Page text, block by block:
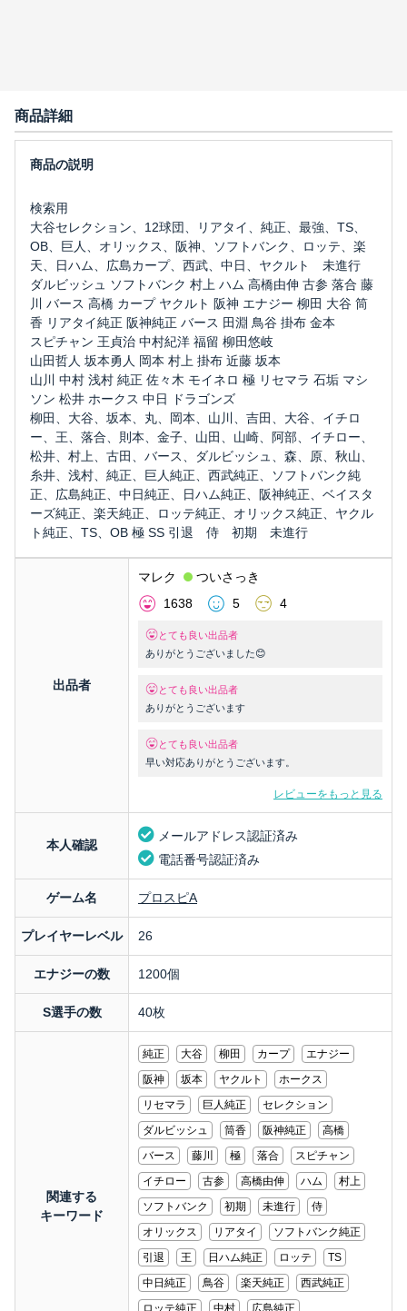
商品詳細
検索用
大谷セレクション、12球団、リアタイ、純正、最強、TS、
OB、巨人、オリックス、阪神、ソフトバンク、ロッテ、楽
天、日ハム、広島カープ、西武、中日、ヤクルト 未進行
ダルビッシュ ソフトバンク 村上 ハム 高橋由伸 古参 落合 藤
川 バース 高橋 カープ ヤクルト 阪神 エナジー 柳田 大谷 筒
香 リアタイ純正 阪神純正 バース 田淵 鳥谷 掛布 金本
スピチャン 王貞治 中村紀洋 福留 柳田悠岐
山田哲人 坂本勇人 岡本 村上 掛布 近藤 坂本
山川 中村 浅村 純正 佐々木 モイネロ 極 リセマラ 石垢 マシ
ソン 松井 ホークス 中日 ドラゴンズ
柳田、大谷、坂本、丸、岡本、山川、吉田、大谷、イチロ
ー、王、落合、則本、金子、山田、山崎、阿部、イチロー、
松井、村上、古田、バース、ダルビッシュ、森、原、秋山、
糸井、浅村、純正、巨人純正、西武純正、ソフトバンク純
正、広島純正、中日純正、日ハム純正、阪神純正、ベイスタ
ーズ純正、楽天純正、ロッテ純正、オリックス純正、ヤクル
ト純正、TS、OB 極 SS 引退 侍 初期 未進行
出品者
マレク
ついさっき
1638
5 4
とても良い出品者
ありがとうございました😊
とても良い出品者
ありがとうございます
とても良い出品者
早い対応ありがとうございます。
レビューをもっと見る
本人確認
メールアドレス認証済み
電話番号認証済み
ゲーム名 プロスピA
プレイヤーレベル 26
エナジーの数 1200個
S選手の数 40枚
関連する
キーワード
純正 大谷 柳田 カープ
エナジー
阪神
坂本 ヤクルト
ホークス
リセマラ
巨人純正
セレクション
ダルビッシュ
筒香 阪神純正
高橋
バース
藤川 極 落合
スピチャン
イチロー
古参 高橋由伸 ハム
村上
ソフトバンク
初期 未進行
侍
オリックス
リアタイ
ソフトバンク純正
引退
王 日ハム純正 ロッテ
TS
中日純正
鳥谷 楽天純正
西武純正
ロッテ純正
中村 広島純正